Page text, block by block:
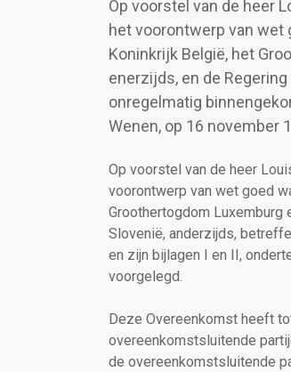
Op voorstel van de heer
het voorontwerp van wet
Koninkrijk België, het
enerzijds, en de
onregelmatig
Wenen, op 16 november
Op voorstel van de heer
voorontwerp van wet goed
Groothertogdom Luxemburg
Slovenië, anderzijds,
en zijn bijlagen I en II,
voorgelegd.
Deze Overeenkomst heeft
overeenkomstsluitende
de overeenkomstsluitende